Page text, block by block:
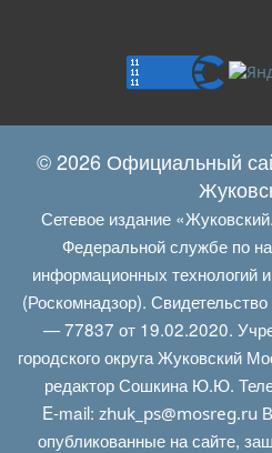
© 2026 Официальный
Сетевое издание
Федеральной службе по
информационных технологий
(Роскомнадзор).
— 77837 от 19.02.2020.
городского округа Жуковский
редактор Сошкина Ю.Ю.
E‑mail: zhuk_ps@mosreg.ru
опубликованные на сайте,